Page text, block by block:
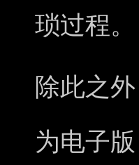
琐过程。
除此之
为电子